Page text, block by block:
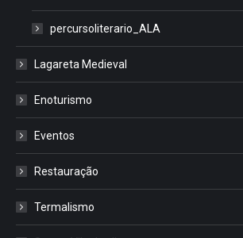
percursoliterario_ALA
Lagareta Medieval
Enoturismo
Eventos
Restauração
Termalismo